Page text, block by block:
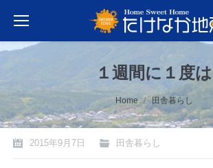
１週間に１度は
You are here: Home 田舎暮らし
2015年9月7日 田舎暮らし